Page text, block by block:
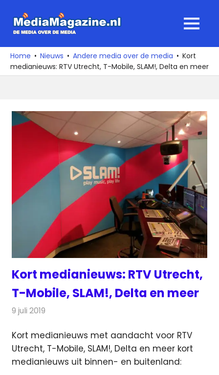
naar
media
over
de
MENU
Home Nieuws Andere media over de media
Kort
medianieuws: RTV Utrecht, T-Mobile, SLAM!, Delta en meer
Kort medianieuws: RTV Utrecht,
T-Mobile, SLAM!, Delta en meer
9 juli 2019
Kort medianieuws met aandacht voor RTV
Utrecht, T-Mobile, SLAM!, Delta en meer kort
medianieuws uit binnen- en buitenland: